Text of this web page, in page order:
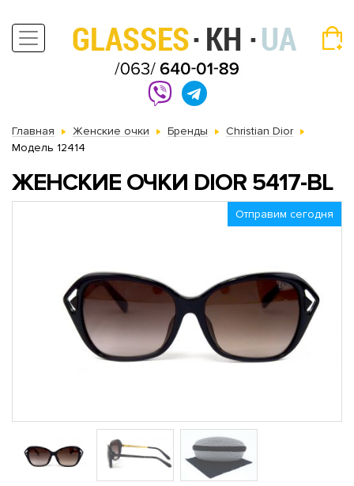
Главная Женские очки Бренды
Christian Dior
Модель 12414
ЖЕНСКИЕ ОЧКИ DIOR 5417-BL
Отправим сегодня